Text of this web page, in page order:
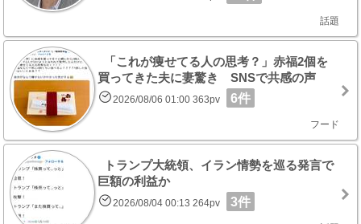
話題
「これが痩せてる人の思考？」赤福2個を
買ってきた夫に妻驚き SNSで共感の声
2026/08/06 01:00 363pv 6件
フード
トランプ大統領、イラン情勢を巡る発言で
巨額の利益か
2026/08/04 00:13 264pv 3件